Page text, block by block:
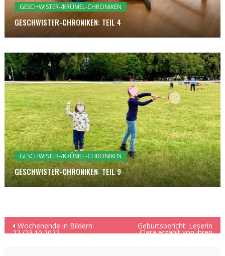
GESCHWISTER-/KRÜMEL-CHRONIKEN
GESCHWISTER-CHRONIKEN: TEIL 4
GESCHWISTER-/KRÜMEL-CHRONIKEN
GESCHWISTER-CHRONIKEN: TEIL 9
Beitragsnavigation
Wochenende in Bildern:
22./23.10.2022
Geburtsbericht: Leserin
Clara erzählt von ihren